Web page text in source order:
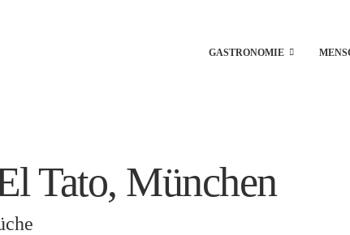
GASTRONOMIE
Tato, München